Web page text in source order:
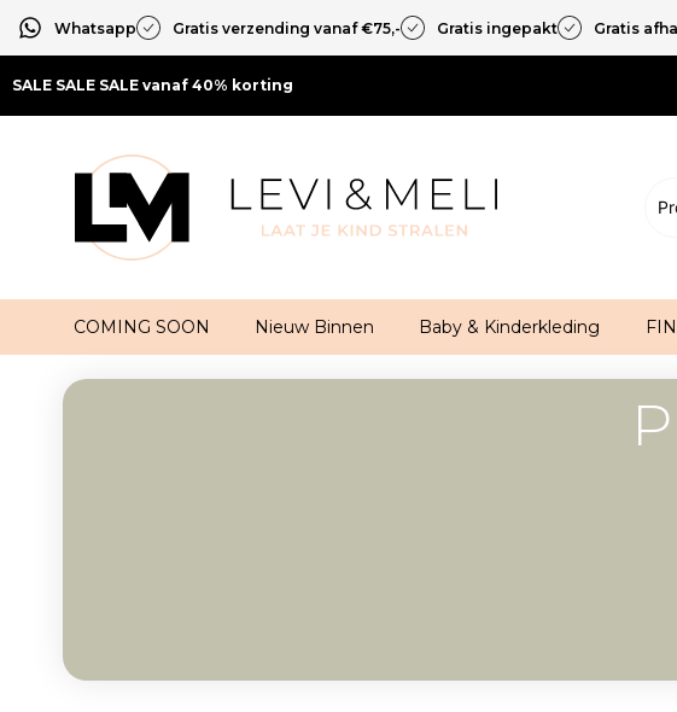
Whatsapp Gratis verzending vanaf €75,- Gratis ingepakt Gratis
SALE SALE SALE vanaf 40% korting
COMING SOON Nieuw Binnen Baby & Kinderkleding